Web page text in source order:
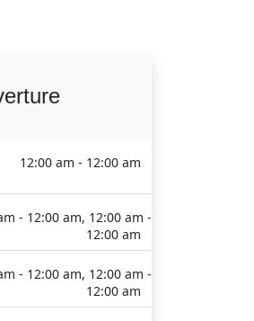
12:00 am - 12:00 am
- 12:00 am, 12:00 am -
12:00 am
- 12:00 am, 12:00 am -
12:00 am